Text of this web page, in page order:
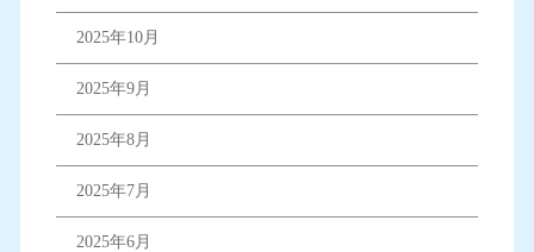
2025年10月
2025年9月
2025年8月
2025年7月
2025年6月